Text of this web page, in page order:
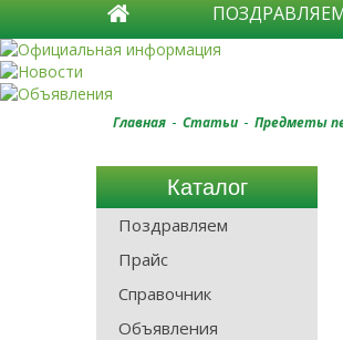
Главная - Статьи - Предметы
Каталог
Поздравляем
Прайс
Справочник
Объявления